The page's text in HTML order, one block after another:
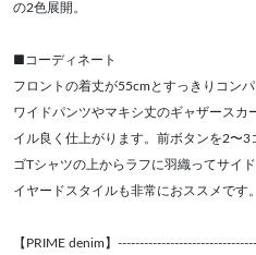
の2色展開。
■コーディネート
フロントの着丈が55cmとすっきりコン
ワイドパンツやマキシ丈のギャザースカ
イル良く仕上がります。前ボタンを2〜
ゴTシャツの上からラフに羽織ってサイ
イヤードスタイルも非常におススメです。
【PRIME denim】